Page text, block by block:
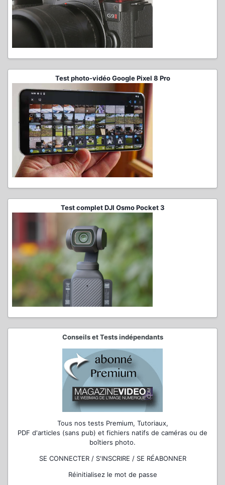
Test photo-vidéo Google Pixel 8 Pro
Test complet DJI Osmo Pocket 3
Conseils et Tests indépendants
Tous nos tests Premium, Tutoriaux,
PDF d'articles (sans pub) et fichiers natifs de caméras ou de
boîtiers photo.
SE CONNECTER / S'INSCRIRE / SE RÉABONNER
Réinitialisez le mot de passe